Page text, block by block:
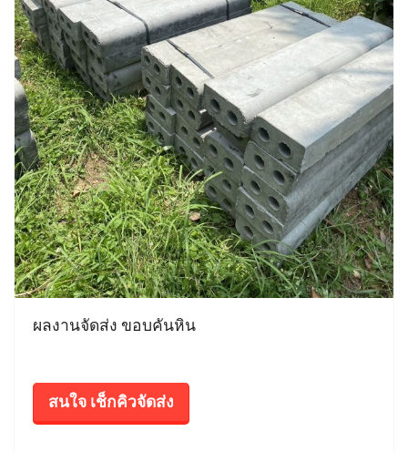
ผลงานจัดส่ง ขอบคันหิน
สนใจ เช็กคิวจัดส่ง